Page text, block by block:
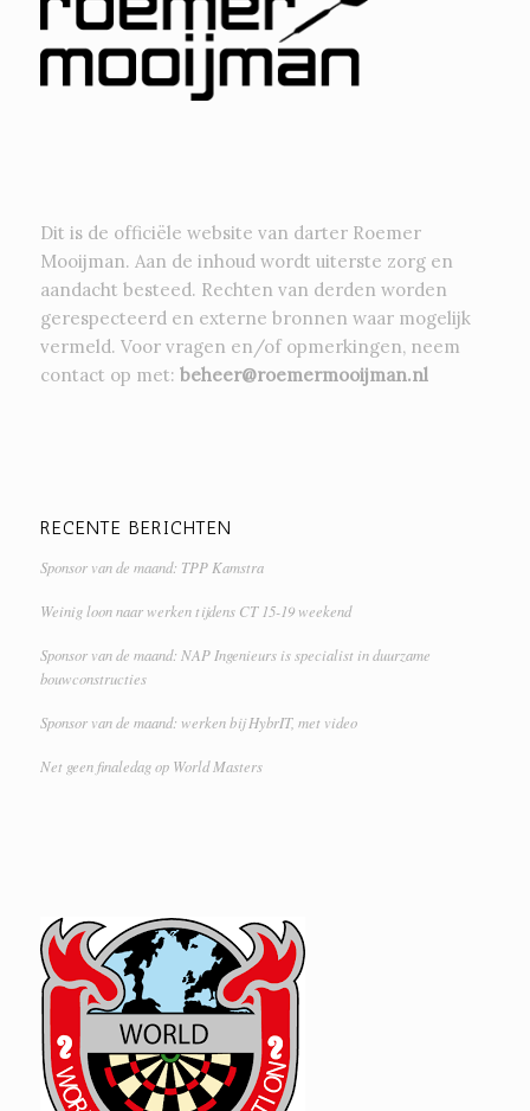
Dit is de officiële website van darter Roemer
Mooijman. Aan de inhoud wordt uiterste zorg en
aandacht besteed. Rechten van derden worden
gerespecteerd en externe bronnen waar mogelijk
vermeld. Voor vragen en/of opmerkingen, neem
contact op met: beheer@roemermooijman.nl
RECENTE BERICHTEN
Sponsor van de maand: TPP Kamstra
Weinig loon naar werken tijdens CT 15-19 weekend
Sponsor van de maand: NAP Ingenieurs is specialist in duurzame
bouwconstructies
Sponsor van de maand: werken bij HybrIT, met video
Net geen finaledag op World Masters